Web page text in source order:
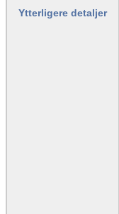
Ytterligere detaljer